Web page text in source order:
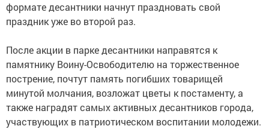
формате десантники начнут праздновать свой
праздник уже во второй раз.
После акции в парке десантники направятся к
памятнику Воину-Освободителю на торжественное
пострение, почтут память погибших товарищей
минутой молчания, возложат цветы к постаменту, а
также наградят самых активных десантников города,
участвующих в патриотическом воспитании молодежи.